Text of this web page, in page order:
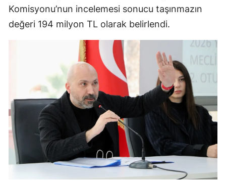
Komisyonu’nun incelemesi sonucu taşınmazın
değeri 194 milyon TL olarak belirlendi.